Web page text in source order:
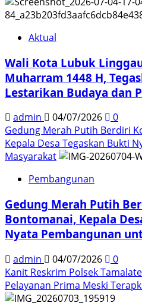
Aktual
Wali Kota Lubuk
Muharram 1448 H,
Lestarikan Budaya dan
admin 04/07/2026
0
Gedung Merah Putih Berdiri
Kepala Desa Tegaskan Bukti
Masyarakat
Pembangunan
Gedung Merah Putih
Bontomanai, Kepala
Nyata Pembangunan
admin 04/07/2026
0
Kanit Reskrim Polsek
Pelayanan Prima Meski